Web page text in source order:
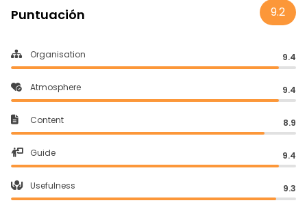
Puntuación 9.2
Organisation 9.4
Atmosphere 9.4
Content 8.9
Guide 9.4
Usefulness 9.3